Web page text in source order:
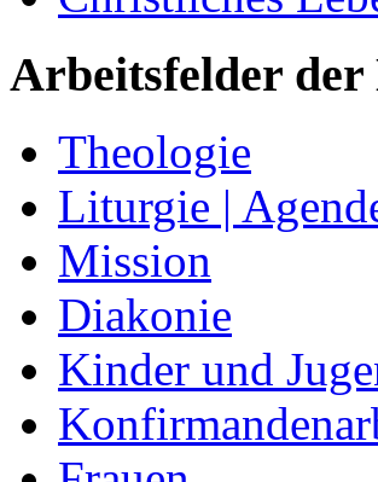
Arbeitsfelder
Theologie
Liturgie |
Mission
Diakonie
Kinder und